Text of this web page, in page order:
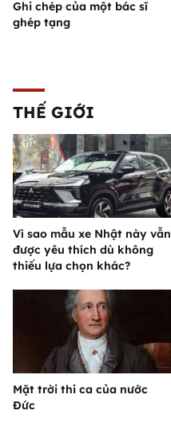
Ghi chép của một bác sĩ
ghép tạng
THẾ GIỚI
Vì sao mẫu xe Nhật này vẫn
được yêu thích dù không
thiếu lựa chọn khác?
Mặt trời thi ca của nước
Đức